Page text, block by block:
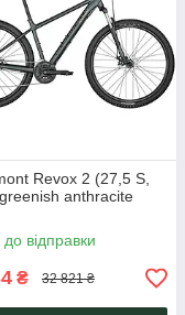
Revox 2 (27,5 S,
anthracite
до відправки
₴ 32 821 ₴